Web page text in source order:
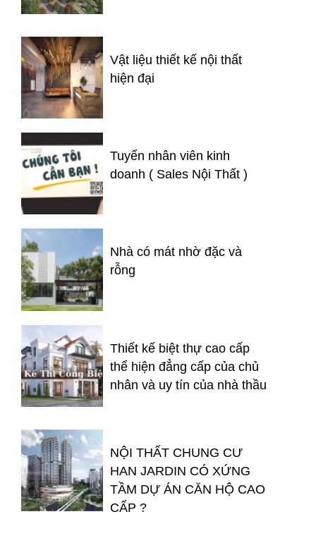
Vật liệu thiết kế nội thất
hiện đại
Tuyển nhân viên kinh
doanh ( Sales Nội Thất )
Nhà có mát nhờ đặc và
rỗng
Thiết kế biệt thự cao cấp
thể hiện đẳng cấp của chủ
nhân và uy tín của nhà thầu
NỘI THẤT CHUNG CƯ
HAN JARDIN CÓ XỨNG
TẦM DỰ ÁN CĂN HỘ CAO
CẤP ?